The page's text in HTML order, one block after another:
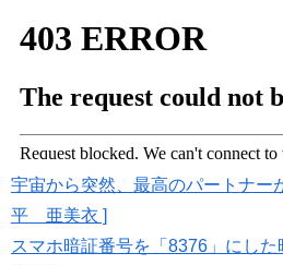
宇宙から突然、最高のパートナー
平 亜美衣 ]
スマホ暗証番号を「8376」にし